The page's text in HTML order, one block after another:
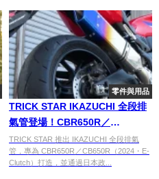
零件與用品
TRICK STAR IKAZUCHI 全段排
氣管登場！CBR650R／
CB650R（2024・E-Clutch）專
用、日本政府認證、減重50%以
上
TRICK STAR 推出 IKAZUCHI 全段排氣
管，專為 CBR650R／CB650R（2024・E-
Clutch）打造，並通過日本政...